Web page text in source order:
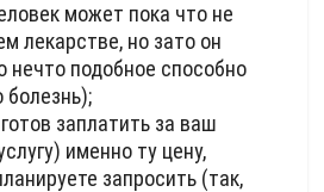
может пока что не
лекарстве, но зато он
нечто подобное способно
болезнь);
заплатить за ваш
именно ту цену,
запросить (так,